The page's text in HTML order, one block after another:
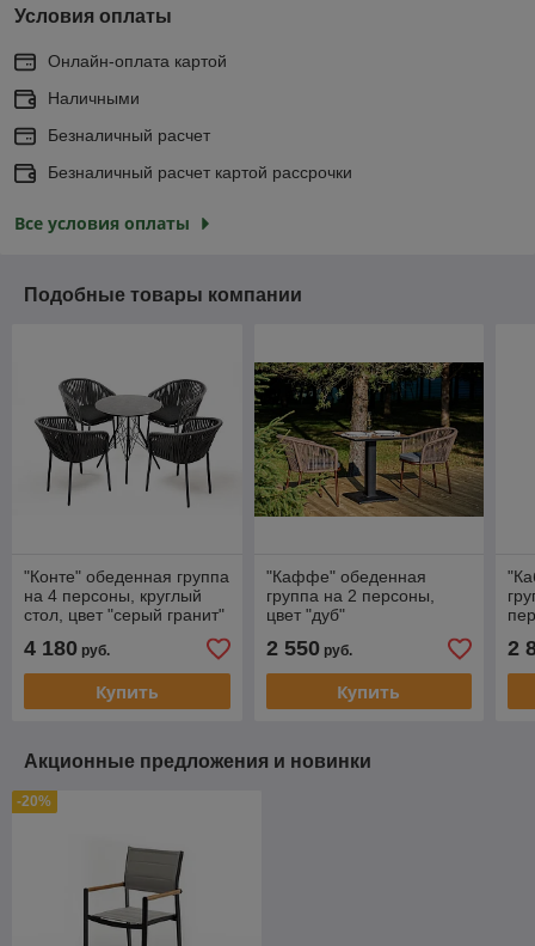
Условия оплаты
Онлайн-оплата картой
Наличными
Безналичный расчет
Безналичный расчет картой рассрочки
Все условия оплаты
Подобные товары компании
"Конте" обеденная группа
на 4 персоны, круглый
стол, цвет "серый гранит"
4 180 руб.
Купить
"Каффе" обеденная
группа на 2 персоны,
цвет "дуб"
2 550руб.
Купить
2
Акционные предложения и новинки
-20%